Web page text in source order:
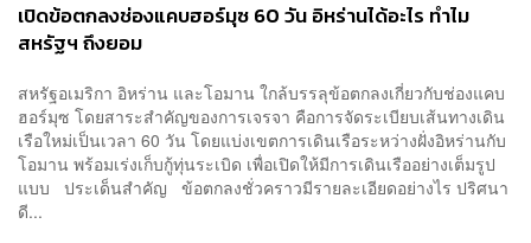
เปิดข้อตกลงช่องแคบฮอร์มุซ 60 วัน อิหร่านได้อะไร ทำไม
สหรัฐฯ ถึงยอม
สหรัฐอเมริกา อิหร่าน และโอมาน ใกล้บรรลุข้อตกลงเกี่ยวกับช่องแคบ
ฮอร์มุซ โดยสาระสำคัญของการเจรจา คือการจัดระเบียบเส้นทางเดิน
เรือใหม่เป็นเวลา 60 วัน โดยแบ่งเขตการเดินเรือระหว่างฝั่งอิหร่านกับ
โอมาน พร้อมเร่งเก็บกู้ทุ่นระเบิด เพื่อเปิดให้มีการเดินเรืออย่างเต็มรูป
แบบ ประเด็นสำคัญ ข้อตกลงชั่วคราวมีรายละเอียดอย่างไร ปริศนา
ดี...